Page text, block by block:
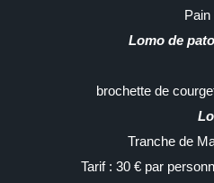
Lomo de
brochette de
Tranche de
Tarif : 30 € par